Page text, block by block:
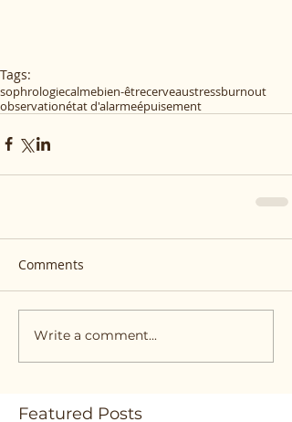
Tags:
sophrologiecalmebien-êtrecerveaustressburnout
observationétat d'alarmeépuisement
Comments
Write a comment...
Featured Posts